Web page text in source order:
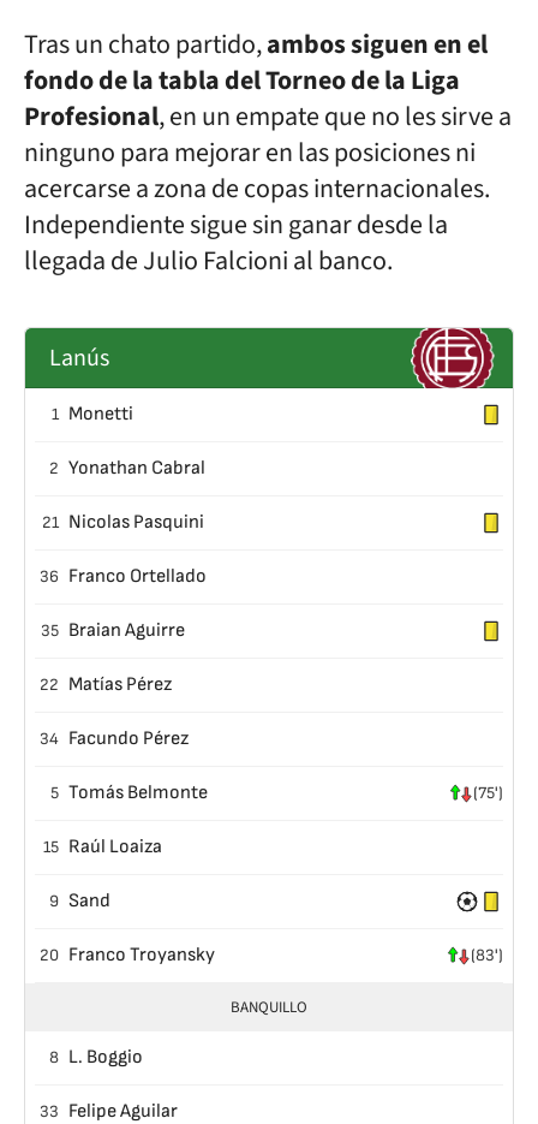
Tras un chato partido,ambos siguen en el
fondo de la tabla del Torneo de la Liga
Profesional, en un empate que no les sirve a
ninguno para mejorar en las posiciones ni
acercarse a zona de copas internacionales.
Independiente sigue sin ganar desde la
llegada de Julio Falcioni al banco.
Lanús
1 Monetti
2 Yonathan Cabral
21 Nicolas Pasquini
36 Franco Ortellado
35 Braian Aguirre
22 Matías Pérez
34 Facundo Pérez
5 Tomás Belmonte (75')
15 Raúl Loaiza
9 Sand
20 Franco Troyansky (83')
BANQUILLO
8 L. Boggio
33 Felipe Aguilar